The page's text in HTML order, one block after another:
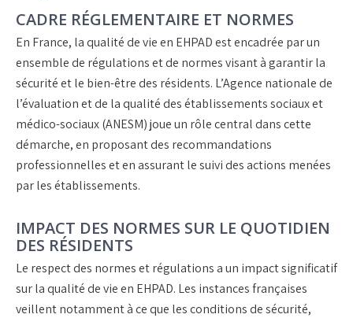
CADRE RÉGLEMENTAIRE ET NORMES
En France, la qualité de vie en EHPAD est encadrée par un
ensemble de régulations et de normes visant à garantir la
sécurité et le bien-être des résidents. L’Agence nationale de
l’évaluation et de la qualité des établissements sociaux et
médico-sociaux (ANESM) joue un rôle central dans cette
démarche, en proposant des recommandations
professionnelles et en assurant le suivi des actions menées
par les établissements.
IMPACT DES NORMES SUR LE QUOTIDIEN
DES RÉSIDENTS
Le respect des normes et régulations a un impact significatif
sur la qualité de vie en EHPAD. Les instances françaises
veillent notamment à ce que les conditions de sécurité,